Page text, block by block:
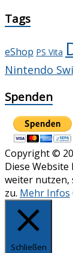
Tags
eShop PS Vita
Nintendo
Spenden
Copyright ©
Diese Website
weiter nutzen,
zu. Mehr Infos
Schließen